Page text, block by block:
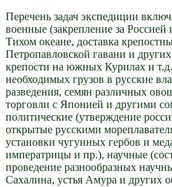
Перечень задач экспедиции
военные (закрепление за Россией
Тихом океане, доставка
Петропавловской гавани и
крепости на южных Курилах и
необходимых грузов в русские
разведения, семян различных
торговли с Японией и другими
политические (утверждение
открытые русскими
установки чугунных гербов и
императрицы и пр.), научные
проведение разнообразных
Сахалина, устья Амура и других